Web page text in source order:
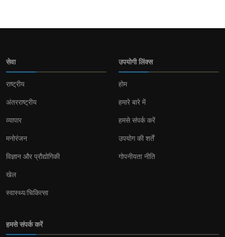
सेवा
राष्ट्रीय
अंतरराष्ट्रीय
व्यापार
मनोरंजन
विज्ञान और प्रौद्योगिकी
खेल
स्वास्थ्य/चिकित्सा
उपयोगी लिंक्स
होम
हमारे बारे में
हमसे संपर्क करें
उपयोग की शर्तें
गोपनीयता नीति
हमसे संपर्क करें